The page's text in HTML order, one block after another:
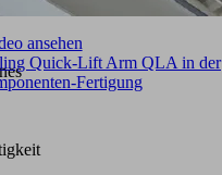
ansehen
Quick-Lift Arm QLA in der
Fertigung